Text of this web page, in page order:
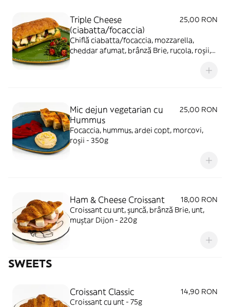
Triple Cheese
(ciabatta/focaccia)
25,00 RON
Chiflă ciabatta/focaccia, mozzarella,
cheddar afumat, brânză Brie, rucola, roșii,
Mic dejun vegetarian cu
Hummus
25,00 RON
Focaccia, hummus, ardei copt, morcovi,
roșii - 350g
Ham & Cheese Croissant
18,00 RON
Croissant cu unt, șuncă, brânză Brie, unt,
muștar Dijon - 220g
SWEETS
Croissant Classic
14,90 RON
Croissant cu unt - 75g